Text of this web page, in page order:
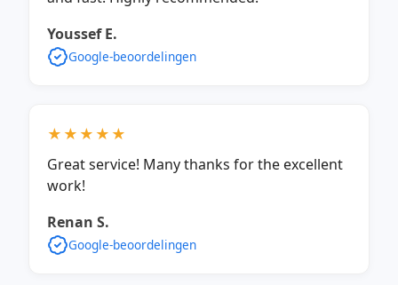
Youssef E.
Google-beoordelingen
★★★★★
Great service! Many thanks for the excellent
work!
Renan S.
Google-beoordelingen